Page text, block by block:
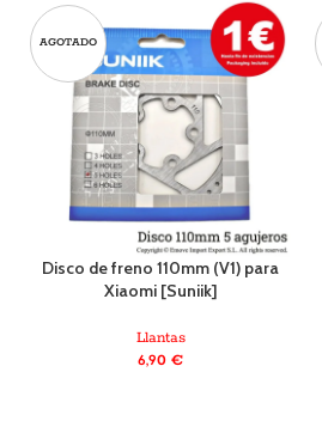
AGOTADO
Disco de freno 110mm (V1) para
Xiaomi [Suniik]
Llantas
6,90€